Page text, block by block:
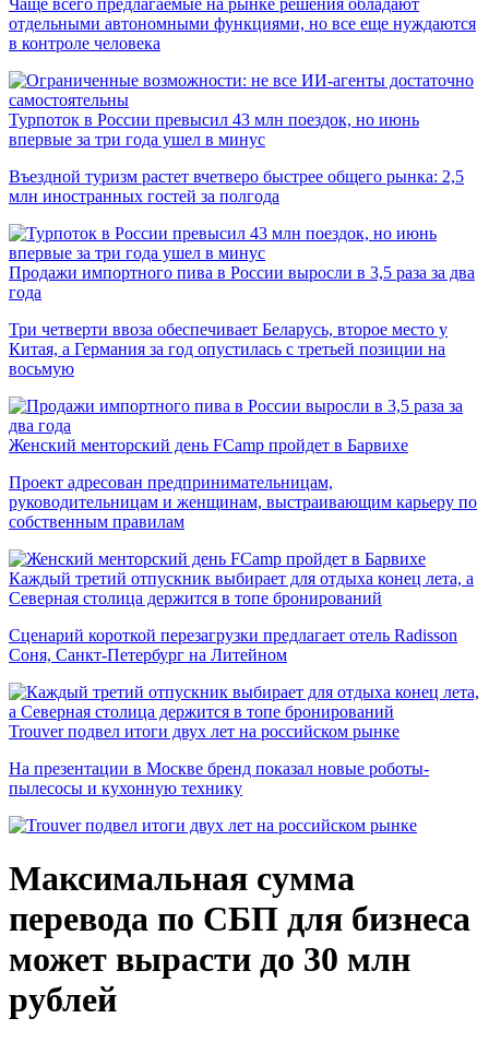
Чаще всего предлагаемые на рынке решения обладают
отдельными автономными функциями, но все еще нуждаются
в контроле человека
Турпоток в России превысил 43 млн поездок, но июнь
впервые за три года ушел в минус
Въездной туризм растет вчетверо быстрее общего рынка: 2,5
млн иностранных гостей за полгода
Продажи импортного пива в России выросли в 3,5 раза за два
года
Три четверти ввоза обеспечивает Беларусь, второе место у
Китая, а Германия за год опустилась с третьей позиции на
восьмую
Женский менторский день FCamp пройдет в Барвихе
Проект адресован предпринимательницам,
руководительницам и женщинам, выстраивающим карьеру по
собственным правилам
Каждый третий отпускник выбирает для отдыха конец лета, а
Северная столица держится в топе бронирований
Сценарий короткой перезагрузки предлагает отель Radisson
Соня, Санкт-Петербург на Литейном
Trouver подвел итоги двух лет на российском рынке
На презентации в Москве бренд показал новые роботы-
пылесосы и кухонную технику
Максимальная сумма
перевода по СБП для бизнеса
может вырасти до 30 млн
рублей